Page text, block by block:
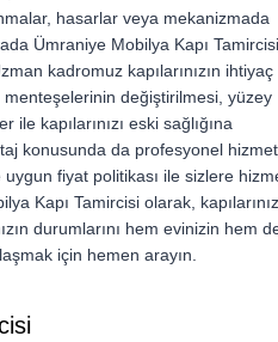
hasarlar veya mekanizmada
Ümraniye Mobilya Kapı Tamircisi
kadromuz kapılarınızın ihtiyaç
değiştirilmesi, yüzey
kapılarınızı eski sağlığına
konusunda da profesyonel hizmet
fiyat politikası ile sizlere
Kapı Tamircisi olarak,
durumlarını hem evinizin hem
için hemen arayın.